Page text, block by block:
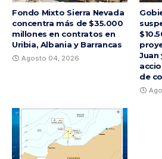
Fondo Mixto Sierra Nevada
concentra más de $35.000
millones en contratos en
Uribia, Albania y Barrancas
Agosto 04, 2026
Juan
de